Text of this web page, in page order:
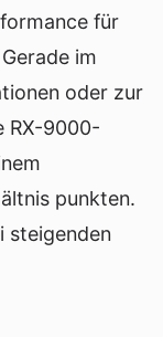
für
im
oder zur
RX-9000-
punkten.
steigenden